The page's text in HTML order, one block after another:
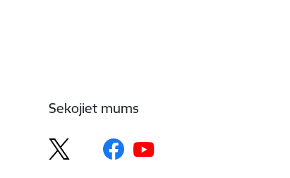
Sekojiet mums